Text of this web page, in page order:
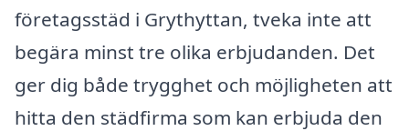
företagsstäd i Grythyttan, tveka inte att
begära minst tre olika erbjudanden. Det
ger dig både trygghet och möjligheten att
hitta den städfirma som kan erbjuda den